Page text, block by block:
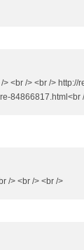
<br /> <br /> http://
84866817.html<br
/> <br /> <br />